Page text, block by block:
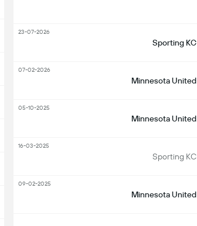
Sporting KC
23-07-2026
Minnesota United
07-02-2026
Minnesota United
05-10-2025
Sporting KC
16-03-2025
Minnesota United
09-02-2025